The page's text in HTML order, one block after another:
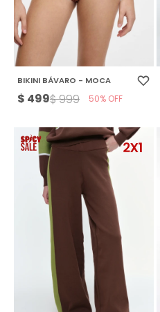
BIKINI BÁVARO - MOCA
$ 499$999 50